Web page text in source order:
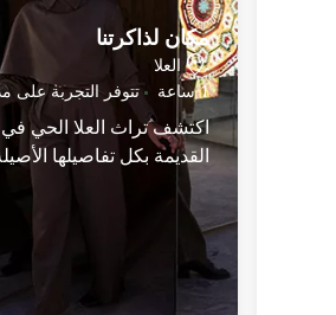
مكان لذاكرتنا
العلا
1 ساعة
تتوفر التجربة على
اكتشف تراث العلا الحي في
القديمة بكل تفاصيلها